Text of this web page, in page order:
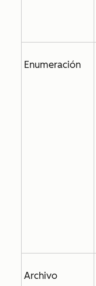
Enumeración
Archivo